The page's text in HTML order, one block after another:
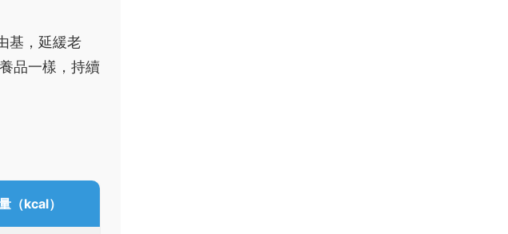
基，延緩老
品一樣，持續
（kcal）